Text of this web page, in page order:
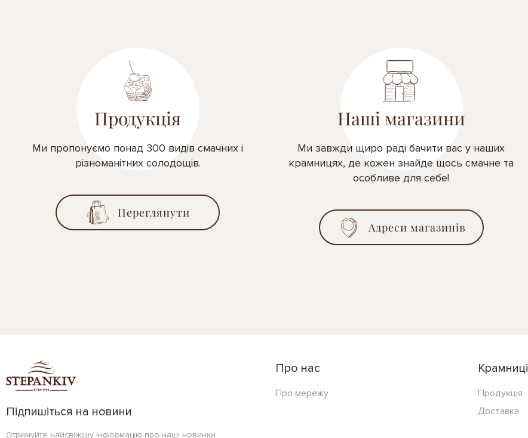
Продукція
Ми пропонуємо понад 300 видів смачних і
різноманітних солодощів.
Переглянути
Наші магазини
Ми завжди щиро раді бачити вас у наших
крамницях, де кожен знайде щось смачне та
особливе для себе!
Адреси магазинів
Про нас
Про мережу
Крамниці
Продукція
Доставка
Підпишіться на новини
Отримуйте найсвіжішу інформацію про наші новинки